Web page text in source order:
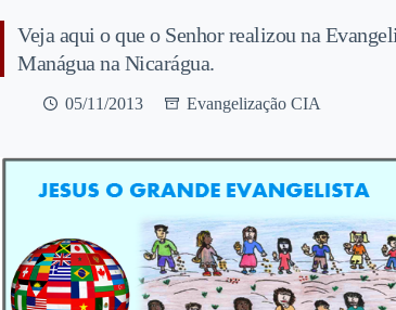
Veja aqui o que o Senhor realizou na
Manágua na Nicarágua.
05/11/2013 Evangelização CIA